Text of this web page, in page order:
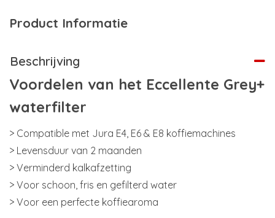
Product Informatie
Beschrijving
Voordelen van het Eccellente Grey+
waterfilter
> Compatible met Jura E4, E6 & E8 koffiemachines
> Levensduur van 2 maanden
> Verminderd kalkafzetting
> Voor schoon, fris en gefilterd water
> Voor een perfecte koffiearoma